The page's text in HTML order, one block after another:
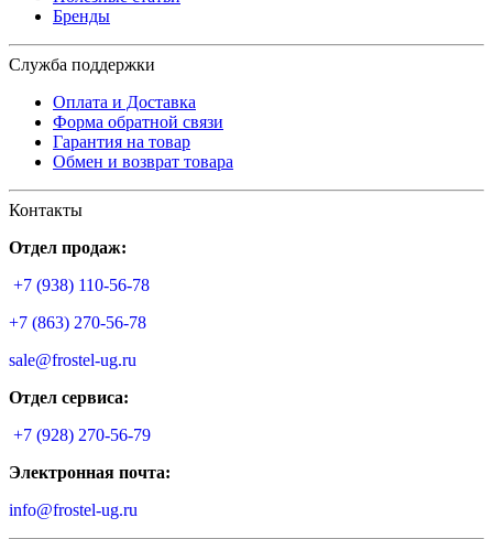
Бренды
Служба поддержки
Оплата и Доставка
Форма обратной связи
Гарантия на товар
Обмен и возврат товара
Контакты
Отдел продаж:
+7 (938) 110-56-78
+7 (863) 270-56-78
sale@frostel-ug.ru
Отдел сервиса:
+7 (928) 270-56-79
Электронная почта:
info@frostel-ug.ru